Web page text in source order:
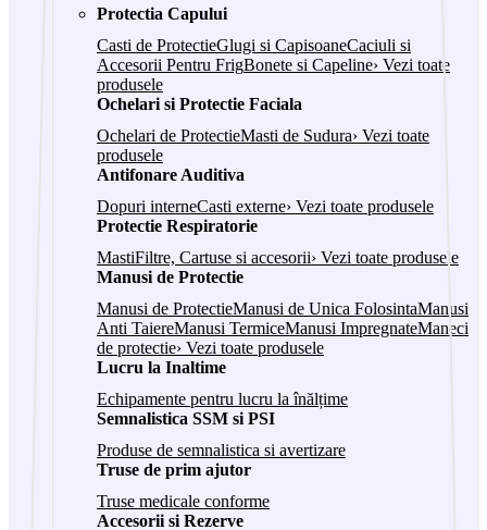
Protectia Capului
Casti de ProtectieGlugi si CapisoaneCaciuli si
Accesorii Pentru FrigBonete si Capeline› Vezi toate
produsele
Ochelari si Protectie Faciala
Ochelari de ProtectieMasti de Sudura› Vezi toate
produsele
Antifonare Auditiva
Dopuri interneCasti externe› Vezi toate produsele
Protectie Respiratorie
MastiFiltre, Cartuse si accesorii› Vezi toate produsele
Manusi de Protectie
Manusi de ProtectieManusi de Unica FolosintaManusi
Anti TaiereManusi TermiceManusi ImpregnateManeci
de protectie› Vezi toate produsele
Lucru la Inaltime
Echipamente pentru lucru la înălțime
Semnalistica SSM si PSI
Produse de semnalistica si avertizare
Truse de prim ajutor
Truse medicale conforme
Accesorii si Rezerve